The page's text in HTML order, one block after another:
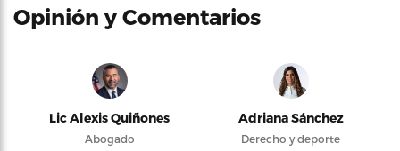
Opinión y Comentarios
Lic Alexis Quiñones
Abogado
Adriana Sánchez
Derecho y deporte